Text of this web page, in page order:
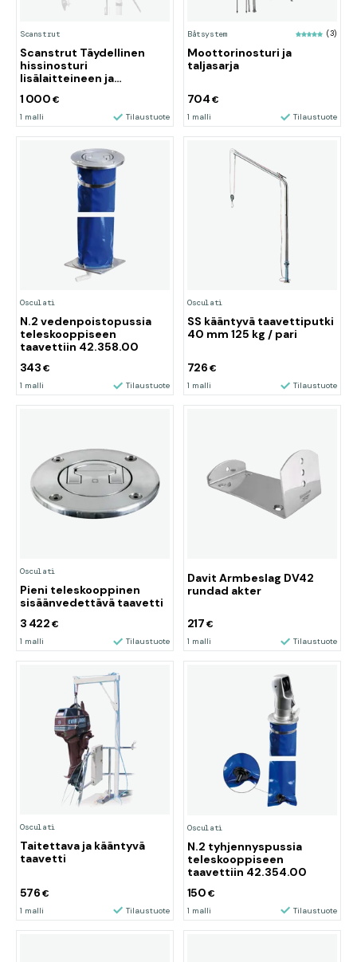
Scanstrut
Scanstrut Täydellinen
hissinosturi
lisälaitteineen ja
1 000 €
1 malli Tilaustuote
Båtsystem (3)
Moottorinosturi ja
taljasarja
704 €
1 malli Tilaustuote
Osculati
N.2 vedenpoistopussia
teleskooppiseen
taavettiin 42.358.00
343 €
1 malli Tilaustuote
Osculati
SS kääntyvä taavettiputki
40 mm 125 kg / pari
726 €
1 malli Tilaustuote
Osculati
Pieni teleskooppinen
sisäänvedettävä taavetti
3 422 €
1 malli Tilaustuote
Davit Armbeslag DV42
rundad akter
217 €
1 malli Tilaustuote
Osculati
Taitettava ja kääntyvä
taavetti
576 €
1 malli Tilaustuote
Osculati
N.2 tyhjennyspussia
teleskooppiseen
taavettiin 42.354.00
150 €
1 malli Tilaustuote